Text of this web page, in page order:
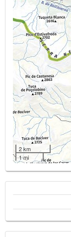
2 km
1 mi